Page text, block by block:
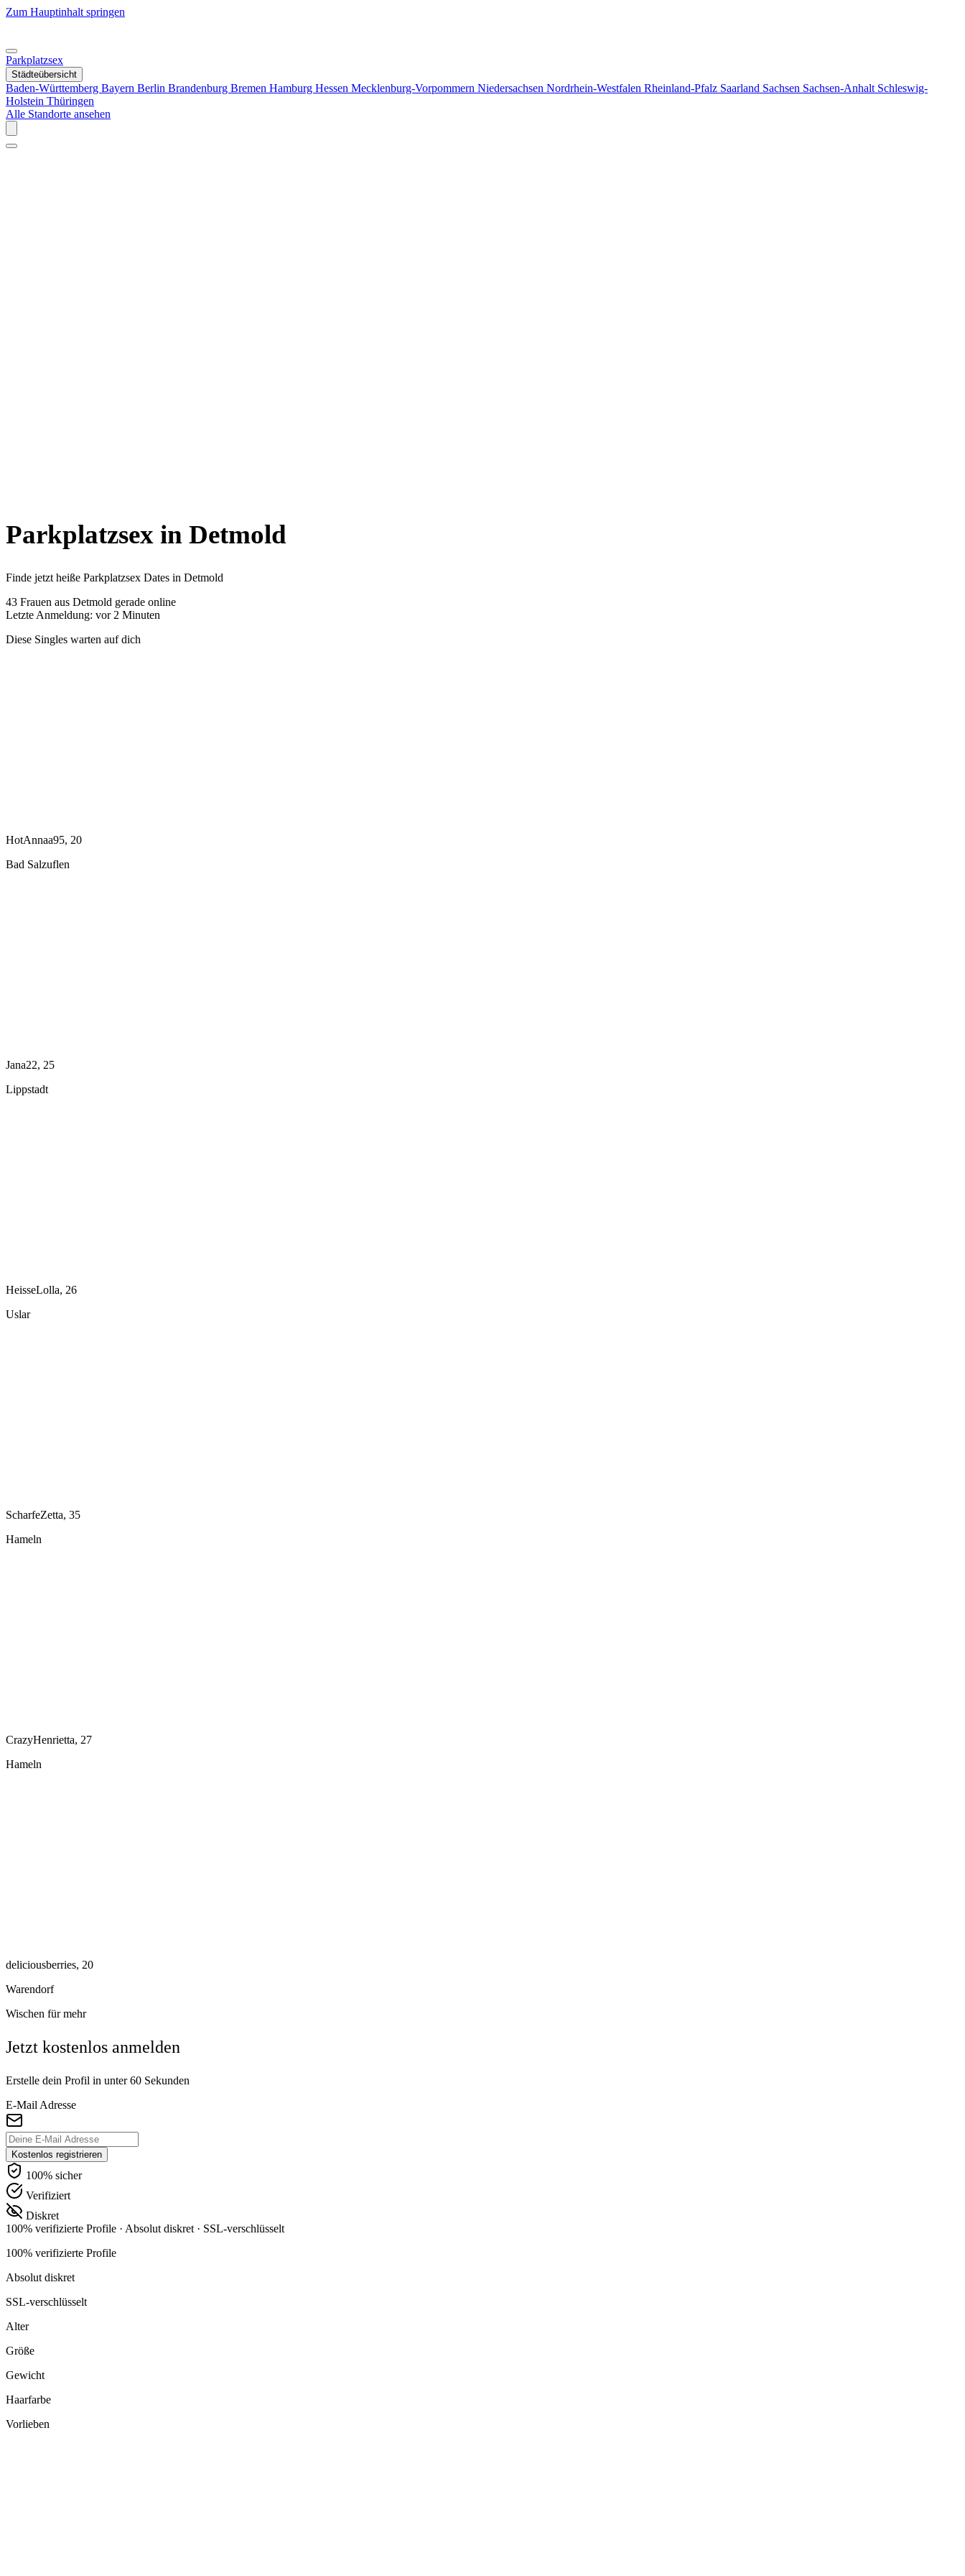
Zum Hauptinhalt springen
Parkplatzsex
Städteübersicht
Baden-Württemberg Bayern Berlin Brandenburg Bremen Hamburg Hessen Mecklenburg-Vorpommern Niedersachsen Nordrhein-Westfalen Rheinland-Pfalz Saarland Sachsen Sachsen-Anhalt Schleswig-
Holstein Thüringen
Alle Standorte ansehen
Parkplatzsex in Detmold
Finde jetzt heiße Parkplatzsex Dates in Detmold
43 Frauen aus Detmold gerade online
Letzte Anmeldung: vor 2 Minuten
Diese Singles warten auf dich
HotAnnaa95, 20
Bad Salzuflen
Jana22, 25
Lippstadt
HeisseLolla, 26
Uslar
ScharfeZetta, 35
Hameln
CrazyHenrietta, 27
Hameln
deliciousberries, 20
Warendorf
Wischen für mehr
Jetzt kostenlos anmelden
Erstelle dein Profil in unter 60 Sekunden
E-Mail Adresse
Kostenlos registrieren
100% sicher
Verifiziert
Diskret
100% verifizierte Profile · Absolut diskret · SSL-verschlüsselt
100% verifizierte Profile
Absolut diskret
SSL-verschlüsselt
Alter
Größe
Gewicht
Haarfarbe
Vorlieben